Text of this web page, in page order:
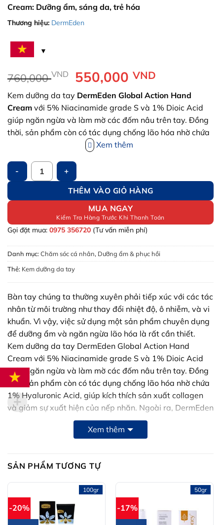
Cream: Dưỡng ẩm, sáng da, trẻ hóa
Thương hiệu: DermEden
760,000VND
Giá
gốc
là:
760,000 VND.
550,000VND
tại
là:
550,000
Kem dưỡng da tay DermEden Global Action Hand
Cream với 5% Niacinamide grade S và 1% Dioic Acid
giúp ngăn ngừa và làm mờ các đốm nâu trên tay. Đồng
thời, sản phẩm còn có tác dụng chống lão hóa nhờ chứa
1% Hyaluronic Acid, giúp kích thích sản xuất collagen
Hand Cream còn chứa Chlorhexidine và Zinc, có tính
kháng khuẩn, bảo vệ tay khỏi vi khuẩn và nhiễm trùng.
Xem thêm
Kem dưỡng da tay DermEden Global Action Hand Cream:
THÊM VÀO GIỎ HÀNG
MUA NGAY
Kiểm Tra Hàng Trước Khi Thanh Toán
Gọi đặt mua: 0975 356720 (Tư vấn miễn phí)
Danh mục:Chăm sóc cá nhân, Dưỡng ẩm & phục hồi
Thẻ: Kem dưỡng da tay
Bàn tay chúng ta thường xuyên phải tiếp xúc với các tác
nhân từ môi trường như thay đổi nhiệt độ, ô nhiễm, và vi
khuẩn. Vì vậy, việc sử dụng một sản phẩm chuyên dụng
để dưỡng ẩm và ngăn ngừa lão hóa là rất cần thiết.
Kem dưỡng da tay DermEden Global Action Hand
Cream với 5% Niacinamide grade S và 1% Dioic Acid
giúp ngăn ngừa và làm mờ các đốm nâu trên tay. Đồng
thời, sản phẩm còn có tác dụng chống lão hóa nhờ chứa
1% Hyaluronic Acid, giúp kích thích sản xuất collagen
và giảm sự xuất hiện của nếp nhăn. Ngoài ra, DermEden
Hand Cream còn chứa Chlorhexidine và Zinc, có tính
kháng khuẩn, bảo vệ tay khỏi vi khuẩn và nhiễm trùng.
không chỉ giữ cho tay mềm mại, trẻ trung và trắng mịn
mà còn tạo ra một hàng rào hiệu quả chống lại mầm
bệnh, mang lại sự bảo vệ toàn diện cho đôi tay khỏe
mạnh.
Xem thêm
SẢN PHẨM TƯƠNG TỰ
-20%
100gr
-17%
50gr